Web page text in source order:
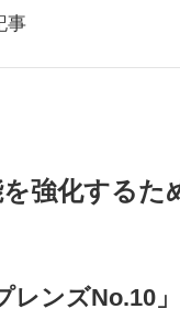
事
強化するた
ンズNo.10」